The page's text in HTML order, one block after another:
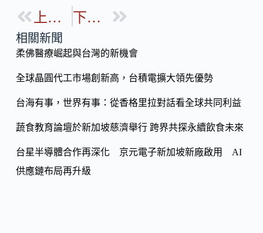
b
o
k
p
Li
n
k
上一篇 下一篇
相關新聞
柔佛醫療崛起與台灣的新機會
全球晶圓代工市場創新高，台積電擴大領先優勢
台海有事，世界有事：從香格里拉對話看全球共同利益
蔬食教育論壇於新加坡慈濟舉行 跨界共探永續飲食未來
台星半導體合作再深化 京元電子新加坡新廠啟用 AI
供應鏈布局再升級